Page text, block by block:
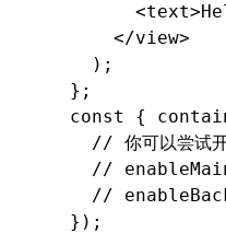
        <
text
      </
view>
    );
  };
  const
{
// 你可以尝试开
//
//
  });